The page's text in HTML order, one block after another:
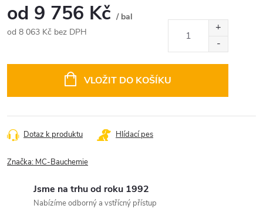
od 9 756 Kč / bal
od 8 063 Kč bez DPH
VLOŽIT DO KOŠÍKU
Dotaz k produktu Hlídací pes
Značka: MC-Bauchemie
Jsme na trhu od roku 1992
Nabízíme odborný a vstřícný přístup